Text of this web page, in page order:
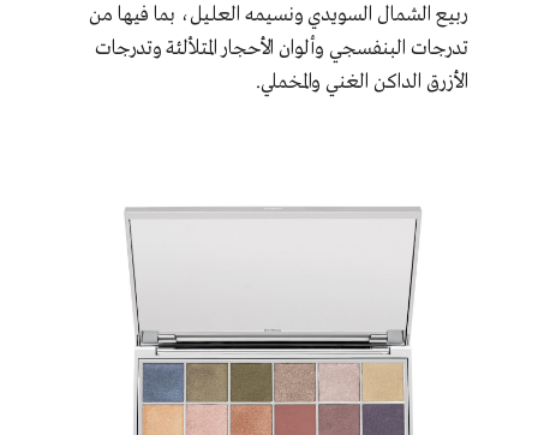
ربيع الشمال السويدي ونسيمه العليل، بما فيها من
تدرجات البنفسجي وألوان الأحجار المتلألئة وتدرجات
الأزرق الداكن الغني والمخملي.